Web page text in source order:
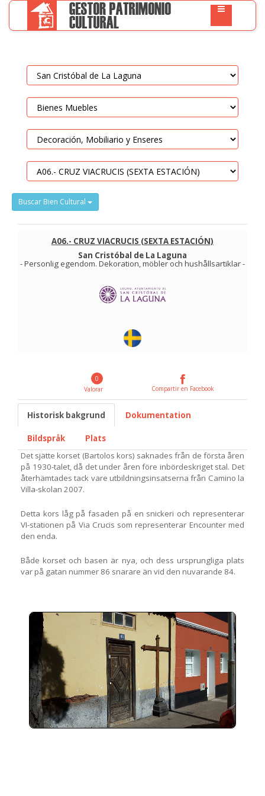
Buscar Bien Cultural
A06.- CRUZ VIACRUCIS (SEXTA ESTACIÓN)
San Cristóbal de La Laguna
-Personlig egendom. Dekoration, möbler och hushållsartiklar-
0
Valorar
Compartir en Facebook
Historisk bakgrund Dokumentation
Bildspråk
Plats
Det sjätte korset (Bartolos kors) saknades från de första åren
på 1930-talet, då det under åren före inbördeskriget stal. Det
återhämtades tack vare utbildningsinsatserna från Camino la
Villa-skolan 2007.
Detta kors låg på fasaden på en snickeri och representerar
VI-stationen på Via Crucis som representerar Encounter med
den enda.
Både korset och basen är nya, och dess ursprungliga plats
var på gatan nummer 86 snarare än vid den nuvarande 84.